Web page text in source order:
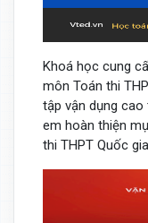
Khoá học cung
môn Toán thi
tập vận dụng
em hoàn thiện
thi THPT Quốc